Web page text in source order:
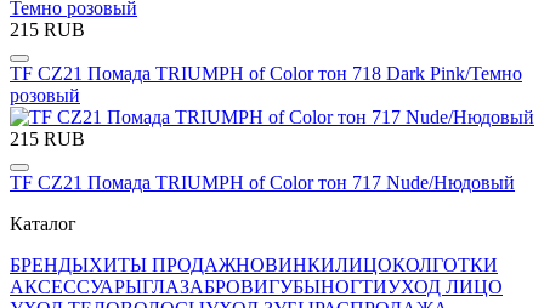
215 RUB
TF CZ21 Помада TRIUMPH of Color тон 718 Dark Pink/Темно
розовый
215 RUB
TF CZ21 Помада TRIUMPH of Color тон 717 Nude/Нюдовый
Каталог
БРЕНДЫХИТЫ ПРОДАЖНОВИНКИЛИЦОКОЛГОТКИ
АКСЕССУАРЫГЛАЗАБРОВИГУБЫНОГТИУХОД ЛИЦО